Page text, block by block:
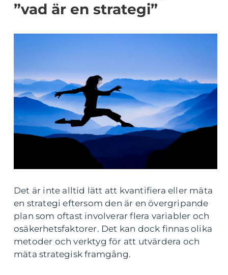
”vad är en strategi”
Det är inte alltid lätt att kvantifiera eller mäta
en strategi eftersom den är en övergripande
plan som oftast involverar flera variabler och
osäkerhetsfaktorer. Det kan dock finnas olika
metoder och verktyg för att utvärdera och
mäta strategisk framgång.